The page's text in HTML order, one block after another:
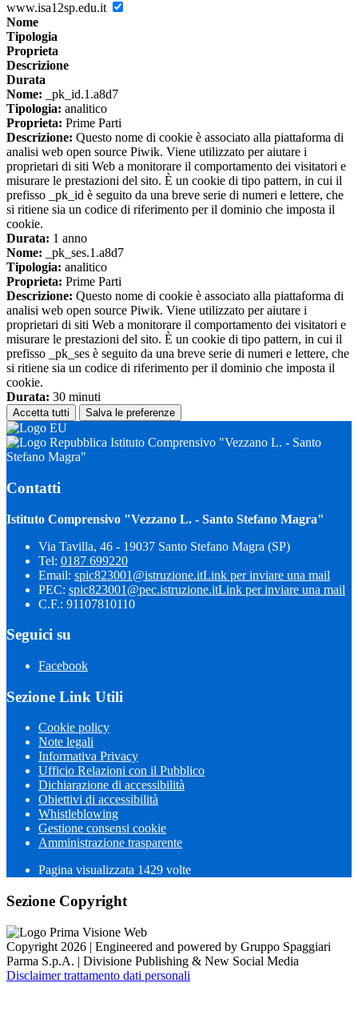
www.isa12sp.edu.it
Nome
Tipologia
Proprieta
Descrizione
Durata
Nome: _pk_id.1.a8d7
Tipologia: analitico
Proprieta: Prime Parti
Descrizione: Questo nome di cookie è associato alla piattaforma di
analisi web open source Piwik. Viene utilizzato per aiutare i
proprietari di siti Web a monitorare il comportamento dei visitatori e
misurare le prestazioni del sito. È un cookie di tipo pattern, in cui il
prefisso _pk_id è seguito da una breve serie di numeri e lettere, che
si ritiene sia un codice di riferimento per il dominio che imposta il
cookie.
Durata: 1 anno
Nome: _pk_ses.1.a8d7
Tipologia: analitico
Proprieta: Prime Parti
Descrizione: Questo nome di cookie è associato alla piattaforma di
analisi web open source Piwik. Viene utilizzato per aiutare i
proprietari di siti Web a monitorare il comportamento dei visitatori e
misurare le prestazioni del sito. È un cookie di tipo pattern, in cui il
prefisso _pk_ses è seguito da una breve serie di numeri e lettere, che
si ritiene sia un codice di riferimento per il dominio che imposta il
cookie.
Durata: 30 minuti
Accetta tutti Salva le preferenze
Istituto Comprensivo "Vezzano L. - Santo
Stefano Magra"
Contatti
Istituto Comprensivo "Vezzano L. - Santo Stefano Magra"
Via Tavilla, 46 - 19037 Santo Stefano Magra (SP)
Tel: 0187 699220
Email: spic823001@istruzione.itLink per inviare una mail
PEC: spic823001@pec.istruzione.itLink per inviare una mail
C.F.: 91107810110
Seguici su
Facebook
Sezione Link Utili
Cookie policy
Note legali
Informativa Privacy
Ufficio Relazioni con il Pubblico
Dichiarazione di accessibilità
Obiettivi di accessibilità
Whistleblowing
Gestione consensi cookie
Amministrazione trasparente
Pagina visualizzata 1429 volte
Sezione Copyright
Copyright 2026 | Engineered and powered by Gruppo Spaggiari
Parma S.p.A. | Divisione Publishing & New Social Media
Disclaimer trattamento dati personali